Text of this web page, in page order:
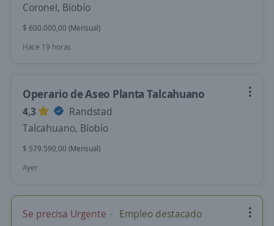
Coronel, Bíobío
$ 600.000,00 (Mensual)
Hace 19 horas
Operario de Aseo Planta Talcahuano
4,3
Randstad
Talcahuano, Bíobío
$ 579.590,00 (Mensual)
Ayer
Se precisa Urgente Empleo destacado